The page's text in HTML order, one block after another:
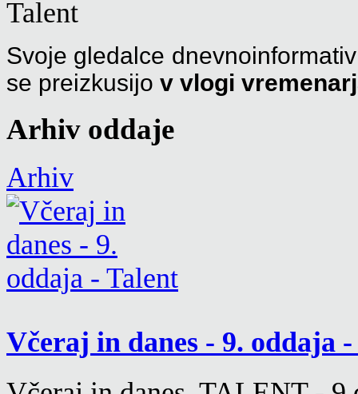
Svoje gledalce
se preizkusijo v vlogi
Arhiv oddaje
Arhiv
Včeraj in danes - 9. oddaja